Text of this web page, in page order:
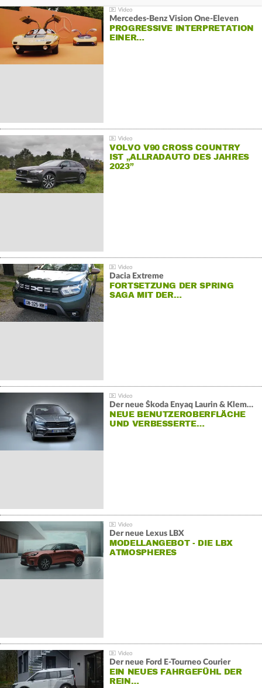
Mercedes-Benz Vision One-Eleven
PROGRESSIVE INTERPRETATION
EINER…
VOLVO V90 CROSS COUNTRY
IST „ALLRADAUTO DES JAHRES
2023”
Dacia Extreme
FORTSETZUNG DER SPRING
SAGA MIT DER…
Der neue Škoda Enyaq Laurin & Klement
NEUE BENUTZEROBERFLÄCHE
UND VERBESSERTE…
Der neue Lexus LBX
MODELLANGEBOT - DIE LBX
ATMOSPHERES
Der neue Ford E-Tourneo Courier
EIN NEUES FAHRGEFÜHL DER
REIN…